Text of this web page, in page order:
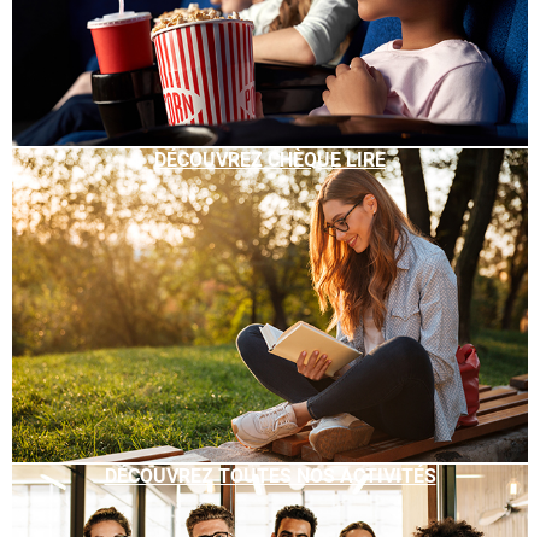
DÉCOUVREZ CHÈQUE LIRE
DÉCOUVREZ TOUTES NOS ACTIVITÉS